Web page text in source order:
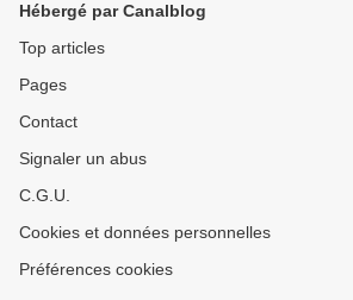
Hébergé par Canalblog
Top articles
Pages
Contact
Signaler un abus
C.G.U.
Cookies et données personnelles
Préférences cookies